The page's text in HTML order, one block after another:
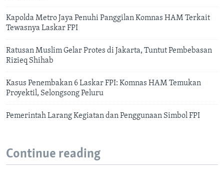
Kapolda Metro Jaya Penuhi Panggilan Komnas HAM Terkait
Tewasnya Laskar FPI
Ratusan Muslim Gelar Protes di Jakarta, Tuntut Pembebasan
Rizieq Shihab
Kasus Penembakan 6 Laskar FPI: Komnas HAM Temukan
Proyektil, Selongsong Peluru
Pemerintah Larang Kegiatan dan Penggunaan Simbol FPI
Continue reading